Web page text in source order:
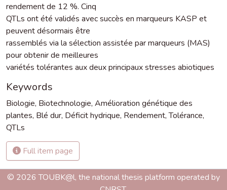
rendement de 12 %. Cinq
QTLs ont été validés avec succès en marqueurs KASP et
peuvent désormais être
rassemblés via la sélection assistée par marqueurs (MAS)
pour obtenir de meilleures
variétés tolérantes aux deux principaux stresses abiotiques
Keywords
Biologie, Biotechnologie, Amélioration génétique des
plantes, Blé dur, Déficit hydrique, Rendement,Tolérance,
QTLs
Full item page
© 2026 TOUBK@l, the national thesis platform operated by